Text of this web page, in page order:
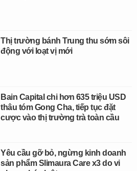
Thị trường bánh Trung thu sớm sôi
động với loạt vị mới
Bain Capital chi hơn 635 triệu USD
thâu tóm Gong Cha, tiếp tục đặt
cược vào thị trường trà toàn cầu
Yêu cầu gỡ bỏ, ngừng kinh doanh
sản phẩm Slimaura Care x3 do vi